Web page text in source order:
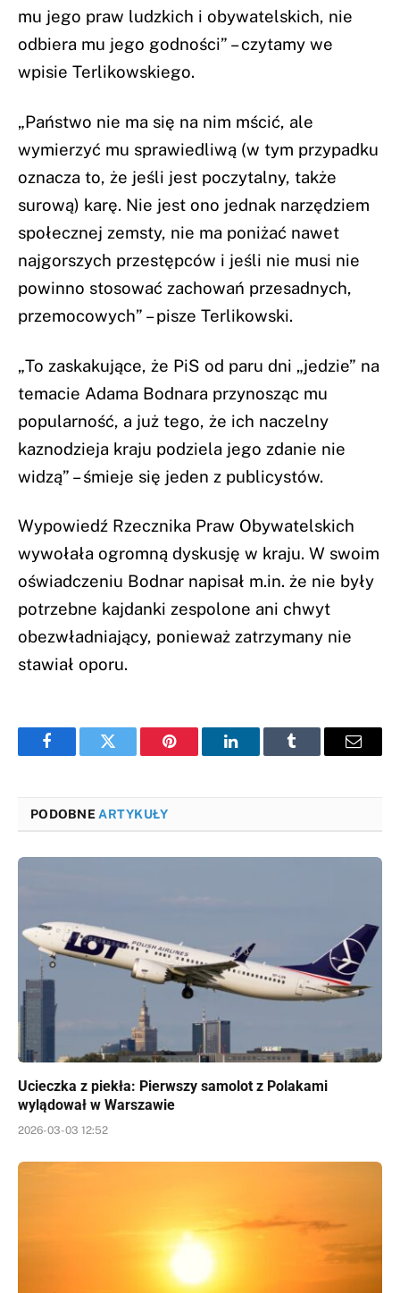
mu jego praw ludzkich i obywatelskich, nie
odbiera mu jego godności” – czytamy we
wpisie Terlikowskiego.
„Państwo nie ma się na nim mścić, ale
wymierzyć mu sprawiedliwą (w tym przypadku
oznacza to, że jeśli jest poczytalny, także
surową) karę. Nie jest ono jednak narzędziem
społecznej zemsty, nie ma poniżać nawet
najgorszych przestępców i jeśli nie musi nie
powinno stosować zachowań przesadnych,
przemocowych” – pisze Terlikowski.
„To zaskakujące, że PiS od paru dni „jedzie” na
temacie Adama Bodnara przynosząc mu
popularność, a już tego, że ich naczelny
kaznodzieja kraju podziela jego zdanie nie
widzą” – śmieje się jeden z publicystów.
Wypowiedź Rzecznika Praw Obywatelskich
wywołała ogromną dyskusję w kraju. W swoim
oświadczeniu Bodnar napisał m.in. że nie były
potrzebne kajdanki zespolone ani chwyt
obezwładniający, ponieważ zatrzymany nie
stawiał oporu.
FacebookTwitter Pinterest LinkedInTumblr Email
PODOBNEARTYKUŁY
Ucieczka z piekła: Pierwszy samolot z Polakami
wylądował w Warszawie
2026-03-03 12:52